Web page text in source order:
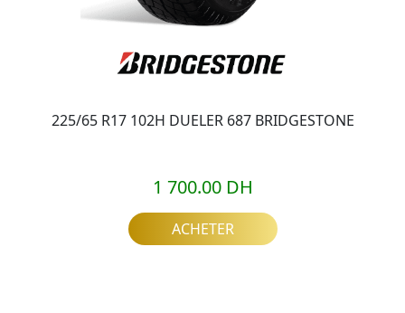
225/65 R17 102H DUELER 687 BRIDGESTONE
1 700.00 DH
ACHETER